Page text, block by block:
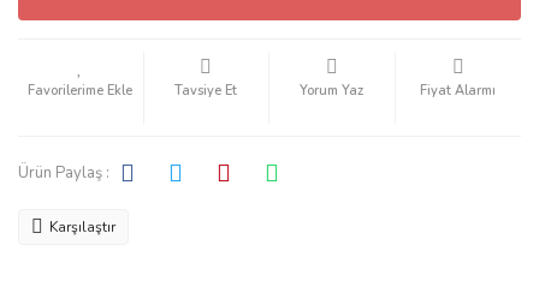
Tavsiye Et Yorum Yaz Fiyat Alarmı
Ürün Paylaş :
Karşılaştır